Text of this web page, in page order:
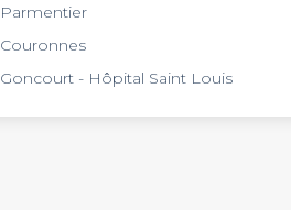
Parmentier
Couronnes
Goncourt - Hôpital Saint Louis